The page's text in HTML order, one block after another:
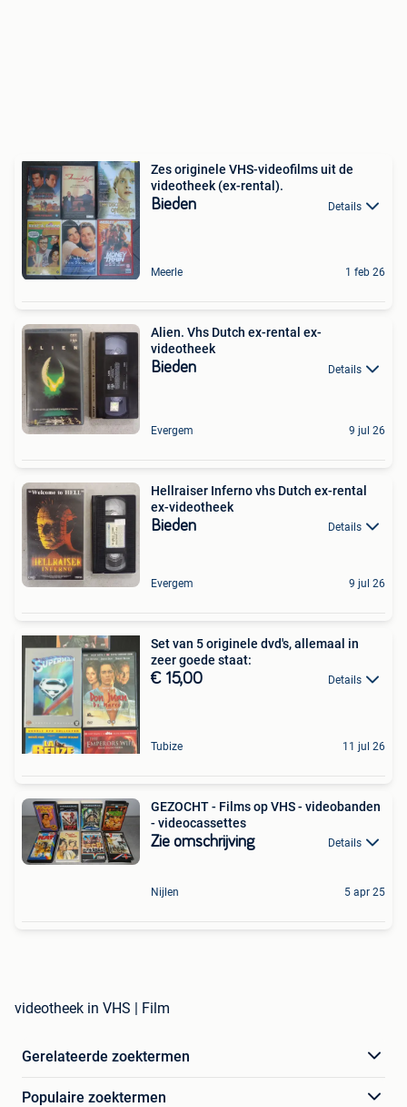
Zes originele VHS-videofilms uit de
videotheek (ex-rental).
Bieden Details
Meerle 1 feb 26
Alien. Vhs Dutch ex-rental ex-
videotheek
Bieden Details
Evergem 9 jul 26
Hellraiser Inferno vhs Dutch ex-rental
ex-videotheek
Bieden Details
Evergem 9 jul 26
Set van 5 originele dvd's, allemaal in
zeer goede staat:
€ 15,00 Details
Tubize 11 jul 26
GEZOCHT - Films op VHS - videobanden
- videocassettes
Zie omschrijving Details
Nijlen 5 apr 25
videotheek in VHS | Film
Gerelateerde zoektermen
Populaire zoektermen